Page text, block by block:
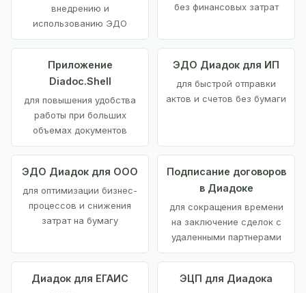
внедрению и
использованию ЭДО
без финансовых затрат
Приложение
Diadoc.Shell
для повышения удобства
работы при больших
объемах документов
ЭДО Диадок для ИП
для быстрой отправки
актов и счетов без бумаги
ЭДО Диадок для ООО
для оптимизации бизнес-
процессов и снижения
затрат на бумагу
Подписание договоров
в Диадоке
для сокращения времени
на заключение сделок с
удаленными партнерами
Диадок для ЕГАИС ЭЦП для Диадока